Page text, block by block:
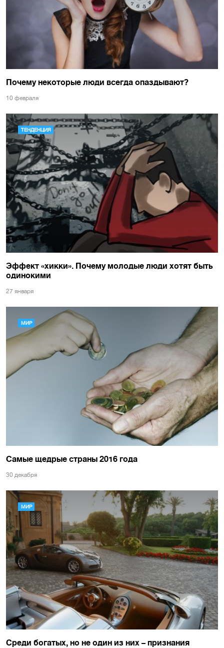
Почему некоторые люди всегда опаздывают?
10 февраля
ТЕНДЕНЦИЯ
Эффект «хикки». Почему молодые люди хотят быть
одинокими
27 января
МИР
Самые щедрые страны 2016 года
30 декабря
МИР
Среди богатых, но не один из них – признания